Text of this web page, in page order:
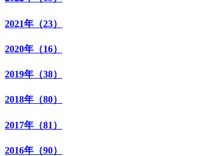
2021年（23）
2020年（16）
2019年（38）
2018年（80）
2017年（81）
2016年（90）